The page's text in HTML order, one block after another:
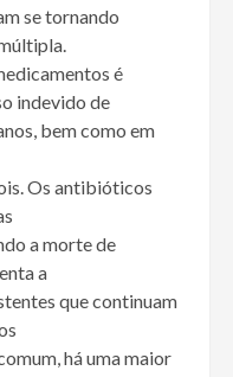
se tornando
é
indevido de
bem como em
Os antibióticos
a morte de
a
que continuam
há uma maior